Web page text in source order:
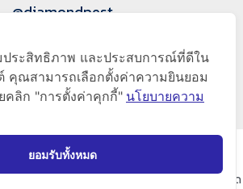
@diamondpest
Pest Control
กค้าดียิ่งขึ้นในทุกๆด้าน ให้เราดูแลใส่ใจทุกรายละเอียด
ประสิทธิภาพ และประสบการณ์ที่ดีใน
คุณสามารถเลือกตั้งค่าความยินยอม
คลิก "การตั้งค่าคุกกี้" นโยบายความ
ยอมรับทั้งหมด